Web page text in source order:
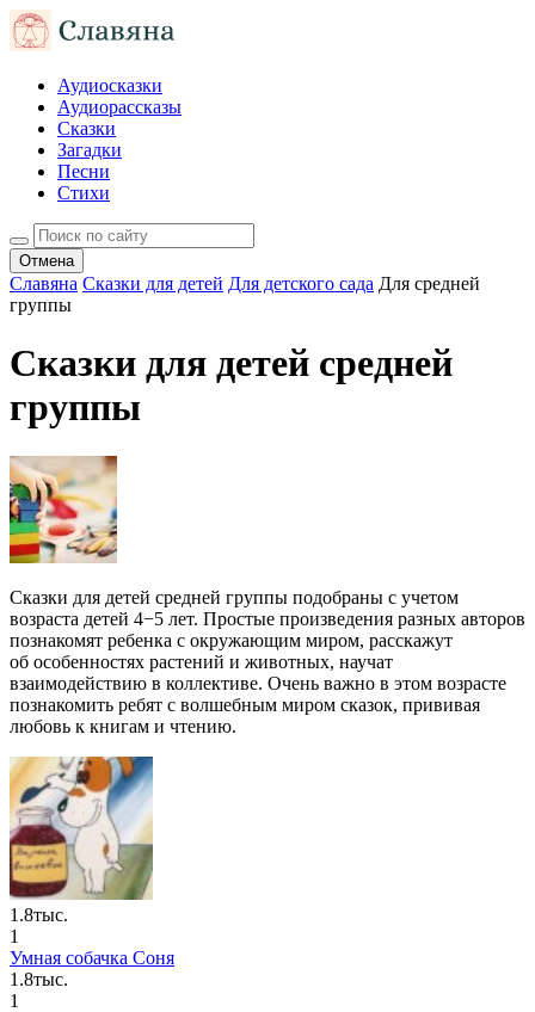
Аудиосказки
Аудиорассказы
Сказки
Загадки
Песни
Стихи
Отмена
Славяна Сказки для детей Для детского сада Для средней
группы
Сказки для детей средней
группы
Сказки для детей средней группы подобраны с учетом
возраста детей 4−5 лет. Простые произведения разных авторов
познакомят ребенка с окружающим миром, расскажут
об особенностях растений и животных, научат
взаимодействию в коллективе. Очень важно в этом возрасте
познакомить ребят с волшебным миром сказок, прививая
любовь к книгам и чтению.
1.8тыс.
1
Умная собачка Соня
1.8тыс.
1